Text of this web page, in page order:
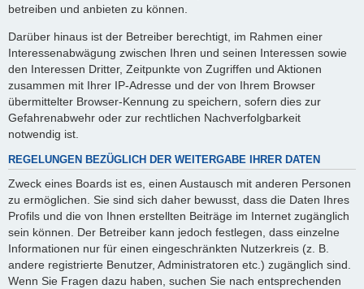
betreiben und anbieten zu können.
Darüber hinaus ist der Betreiber berechtigt, im Rahmen einer
Interessenabwägung zwischen Ihren und seinen Interessen sowie
den Interessen Dritter, Zeitpunkte von Zugriffen und Aktionen
zusammen mit Ihrer IP-Adresse und der von Ihrem Browser
übermittelter Browser-Kennung zu speichern, sofern dies zur
Gefahrenabwehr oder zur rechtlichen Nachverfolgbarkeit
notwendig ist.
REGELUNGEN BEZÜGLICH DER WEITERGABE IHRER DATEN
Zweck eines Boards ist es, einen Austausch mit anderen Personen
zu ermöglichen. Sie sind sich daher bewusst, dass die Daten Ihres
Profils und die von Ihnen erstellten Beiträge im Internet zugänglich
sein können. Der Betreiber kann jedoch festlegen, dass einzelne
Informationen nur für einen eingeschränkten Nutzerkreis (z. B.
andere registrierte Benutzer, Administratoren etc.) zugänglich sind.
Wenn Sie Fragen dazu haben, suchen Sie nach entsprechenden